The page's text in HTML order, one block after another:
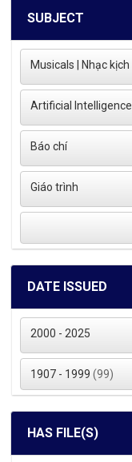
SUBJECT
Musicals | Nhạc kịch
Artificial Intelligence
Báo chí
Giáo trình
DATE ISSUED
2000 - 2025
1907 - 1999 (99)
HAS FILE(S)